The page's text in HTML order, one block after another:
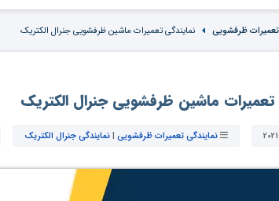
تعمیرات ظرفشویی نمایندگی تعمیرات ماشین ظرفشویی جنرال الکتریک
تعمیرات ماشین ظرفشویی جنرال الکتریک
نمایندگی تعمیرات ظرفشویی |نمایندگی جنرال الکتریک